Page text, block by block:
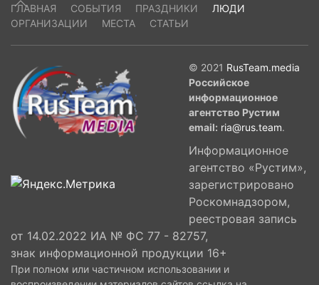
ГЛАВНАЯ СОБЫТИЯ ПРАЗДНИКИ
ЛЮДИ
ОРГАНИЗАЦИИ
МЕСТА СТАТЬИ
© 2021 RusTeam.media
Российское
информационное
агентство Рустим
email: ria@rus.team.
Информационное
агентство «Рустим»,
зарегистрировано
Роскомнадзором,
реестровая запись
от 14.02.2022 ИА № ФС 77 - 82757,
знак информационной продукции 16+
При полном или частичном использовании и